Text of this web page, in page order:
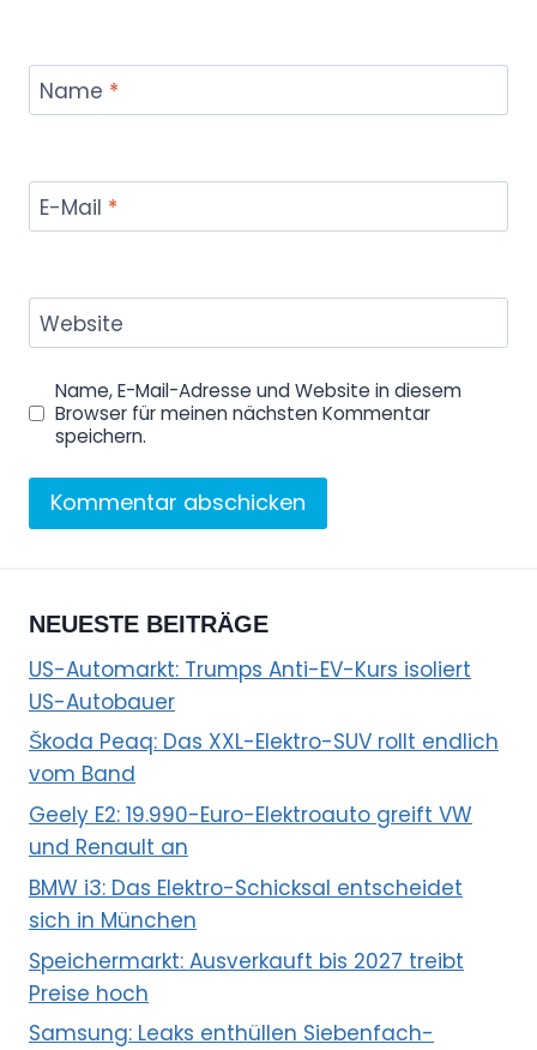
Name *
E-Mail *
Website
Name, E-Mail-Adresse und Website in diesem
Browser für meinen nächsten Kommentar
speichern.
NEUESTE BEITRÄGE
US-Automarkt: Trumps Anti-EV-Kurs isoliert
US-Autobauer
Škoda Peaq: Das XXL-Elektro-SUV rollt endlich
vom Band
Geely E2: 19.990-Euro-Elektroauto greift VW
und Renault an
BMW i3: Das Elektro-Schicksal entscheidet
sich in München
Speichermarkt: Ausverkauft bis 2027 treibt
Preise hoch
Samsung: Leaks enthüllen Siebenfach-